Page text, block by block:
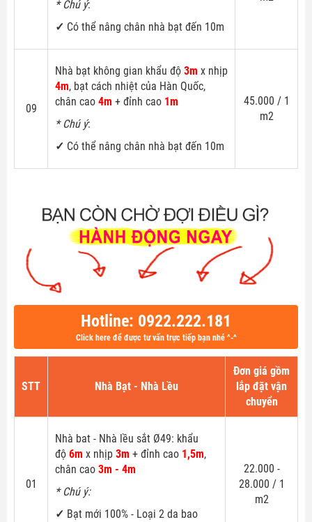
* Chú ý:
✓ Có thể nâng chân nhà bạt đến 10m
09
Nhà bạt không gian khẩu độ 3m x nhịp
4m, bạt cách nhiệt của Hàn Quốc,
chân cao 4m + đỉnh cao 1m
* Chú ý:
✓ Có thể nâng chân nhà bạt đến 10m
45.000 / 1
m2
Hotline: 0922.222.181
Click here để được tư vấn trực tiếp bạn nhé ^-^
STT Nhà Bạt - Nhà Lều
Đơn giá gồm
lắp đặt vận
chuyển
01
Nhà bat - Nhà lều sắt Ø49: khẩu
độ 6m x nhịp 3m + đỉnh cao 1,5m,
chân cao 3m - 4m
* Chú ý:
✓ Bạt mới 100% - Loại 2 da bao
22.000 -
28.000 / 1
m2